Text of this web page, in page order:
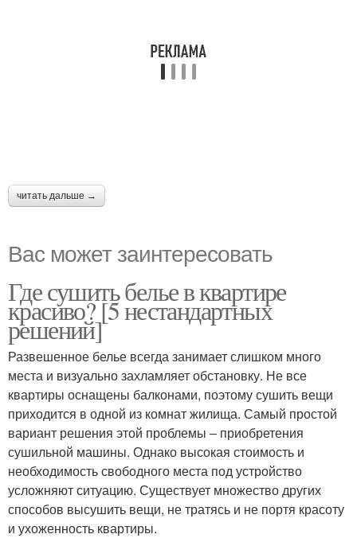
читать дальше →
Вас может заинтересовать
Где сушить белье в квартире
красиво? [5 нестандартных
решений]
Развешенное белье всегда занимает слишком много
места и визуально захламляет обстановку. Не все
квартиры оснащены балконами, поэтому сушить вещи
приходится в одной из комнат жилища. Самый простой
вариант решения этой проблемы – приобретения
сушильной машины. Однако высокая стоимость и
необходимость свободного места под устройство
усложняют ситуацию. Существует множество других
способов высушить вещи, не тратясь и не портя красоту
и ухоженность квартиры.